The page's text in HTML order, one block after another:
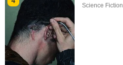
Science Fiction